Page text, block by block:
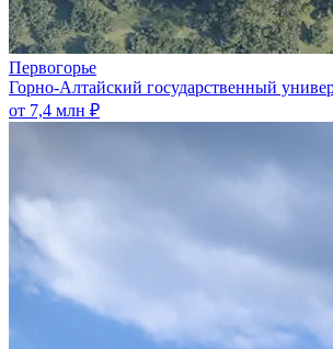
Первогорье
Горно-Алтайский государственный
от 7,4 млн ₽